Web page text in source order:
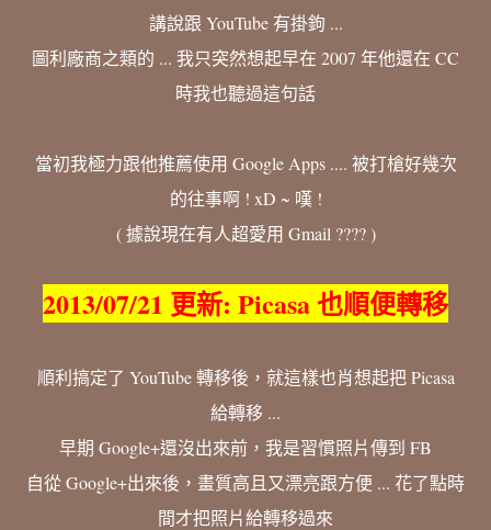
講說跟 YouTube 有掛鉤 ...
圖利廠商之類的 ... 我只突然想起早在 2007 年他還在 CC
時我也聽過這句話
當初我極力跟他推薦使用 Google Apps .... 被打槍好幾次
的往事啊 ! xD ~ 嘆 !
( 據說現在有人超愛用 Gmail ???? )
2013/07/21 更新: Picasa 也順便轉移
順利搞定了 YouTube 轉移後，就這樣也肖想起把 Picasa
給轉移 ...
早期 Google+還沒出來前，我是習慣照片傳到 FB
自從 Google+出來後，畫質高且又漂亮跟方便 ... 花了點時
間才把照片給轉移過來